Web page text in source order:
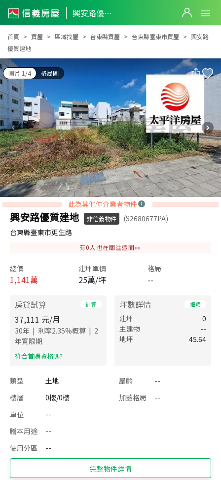
興安路優質建地
興安路優質建地
首頁 買屋 區域找屋 台東縣買屋 台東縣臺東市買屋
興安路
優質建地
圖片 1/4 格局圖
此為其他仲介業者物件
興安路優質建地 非信義物件
(S2680677PA)
台東縣臺東市更生路
有0 人也在關注這間👀
總價
1,141萬
建坪單價
25萬/坪
格局
--
房貸試算 計算
37,111 元/月
30年 | 利率2.35%概算 | 2
年寬限期
​符合首購資格嗎?
坪數詳情 細項
建坪
0
主建物
--
地坪
45.64
類型 土地 屋齡
--
樓層
0樓/0樓 加蓋格局
--
車位
--
謄本用途
--
使用分區
--
完整物件詳情